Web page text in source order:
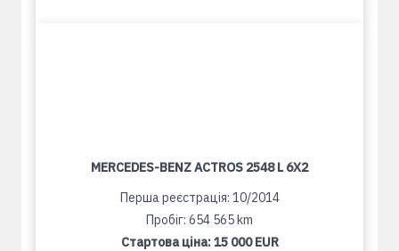
MERCEDES-BENZ ACTROS 2548 L 6X2
Перша реєстрація: 10/2014
Пробіг: 654 565 km
Стартова ціна:15 000 EUR